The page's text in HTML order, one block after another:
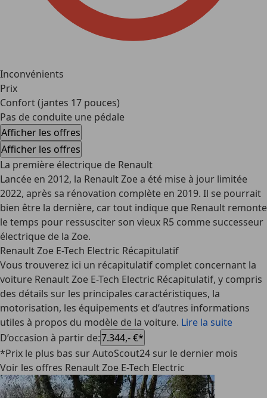
Inconvénients
Prix
Confort (jantes 17 pouces)
Pas de conduite une pédale
Afficher les offres
Afficher les offres
La première électrique de Renault
Lancée en 2012, la Renault Zoe a été mise à jour limitée
2022, après sa rénovation complète en 2019. Il se pourrait
bien être la dernière, car tout indique que Renault remonte
le temps pour ressusciter son vieux R5 comme successeur
électrique de la Zoe.
Renault Zoe E-Tech Electric Récapitulatif
Vous trouverez ici un récapitulatif complet concernant la
voiture Renault Zoe E-Tech Electric Récapitulatif, y compris
des détails sur les principales caractéristiques, la
motorisation, les équipements et d’autres informations
utiles à propos du modèle de la voiture. Lire la suite
D’occasion à partir de:7.344,- €*
*Prix le plus bas sur AutoScout24 sur le dernier mois
Voir les offres Renault Zoe E-Tech Electric